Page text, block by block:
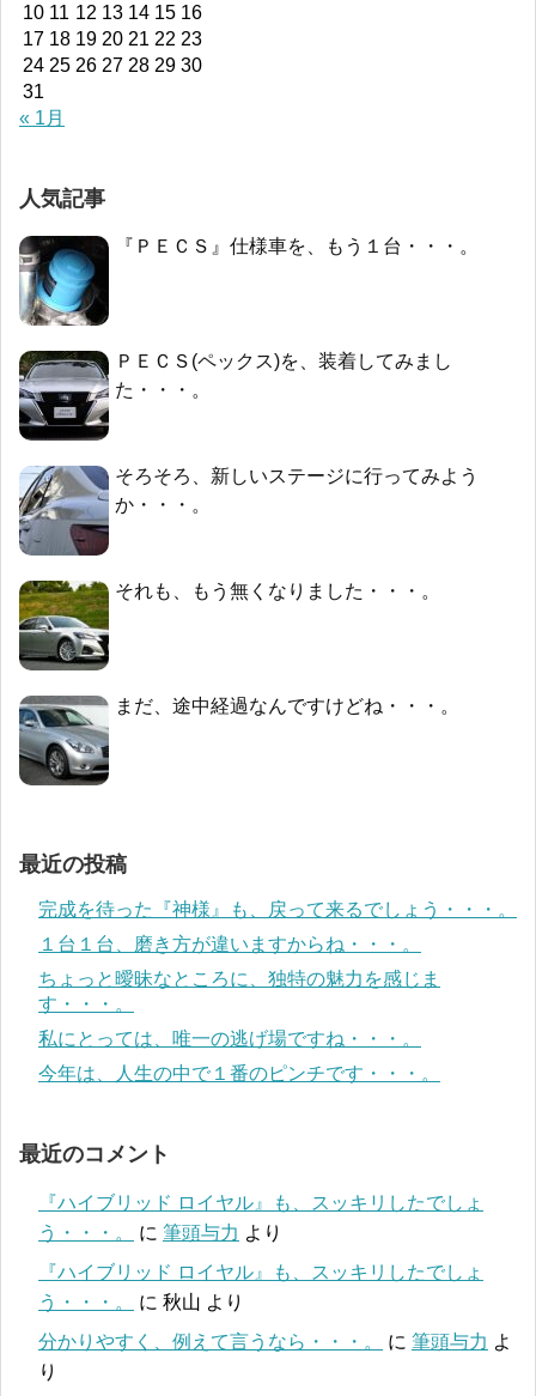
10 11 12 13 14 15 16
17 18 19 20 21 22 23
24 25 26 27 28 29 30
31
« 1月
人気記事
『ＰＥＣＳ』仕様車を、もう１台・・・。
ＰＥＣＳ(ペックス)を、装着してみまし
た・・・。
そろそろ、新しいステージに行ってみよう
か・・・。
それも、もう無くなりました・・・。
まだ、途中経過なんですけどね・・・。
最近の投稿
完成を待った『神様』も、戻って来るでしょう・・・。
１台１台、磨き方が違いますからね・・・。
ちょっと曖昧なところに、独特の魅力を感じま
す・・・。
私にとっては、唯一の逃げ場ですね・・・。
今年は、人生の中で１番のピンチです・・・。
最近のコメント
『ハイブリッド ロイヤル』も、スッキリしたでしょ
う・・・。
に 筆頭与力 より
『ハイブリッド ロイヤル』も、スッキリしたでしょ
う・・・。
に 秋山 より
分かりやすく、例えて言うなら・・・。
に 筆頭与力 よ
り